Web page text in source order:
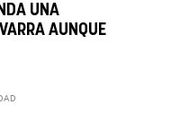
UNA
AUNQUE